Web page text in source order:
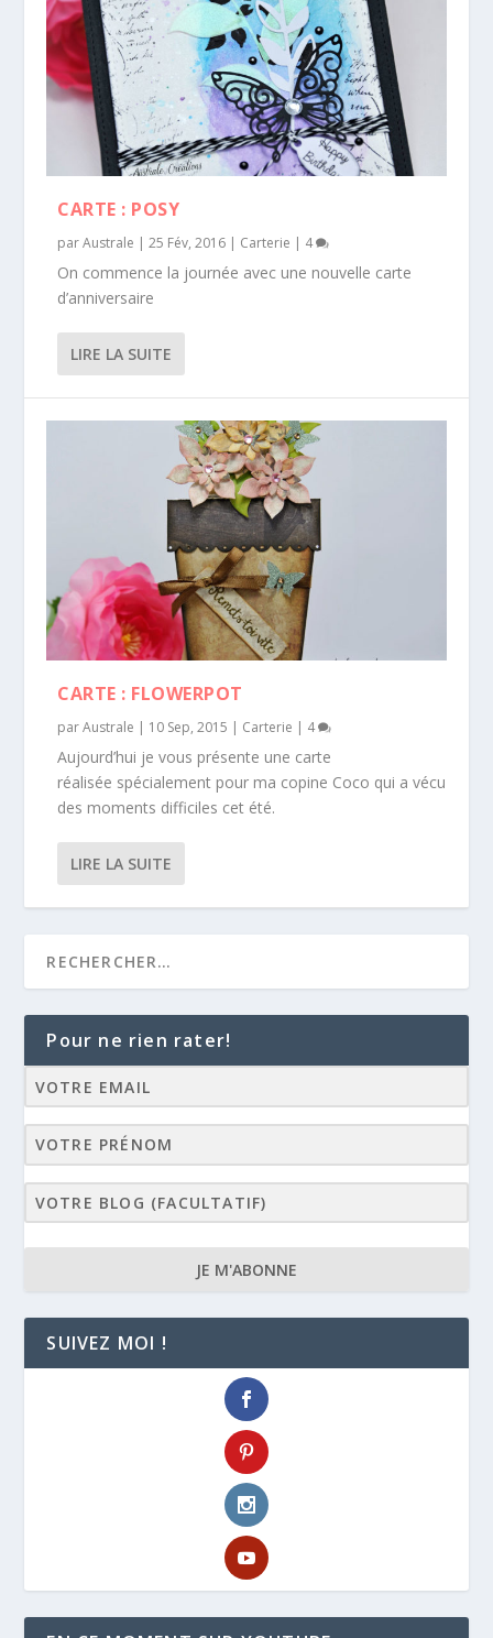
CARTE : POSY
parAustrale |25 Fév, 2016 | Carterie | 4
On commence la journée avec une nouvelle carte
d’anniversaire
LIRE LA SUITE
CARTE : FLOWERPOT
parAustrale | 10 Sep, 2015 | Carterie | 4
Aujourd’hui je vous présente une carte
réalisée spécialement pour ma copine Coco qui a vécu
des moments difficiles cet été.
LIRE LA SUITE
Pour ne rien rater!
JE M'ABONNE
SUIVEZ MOI !